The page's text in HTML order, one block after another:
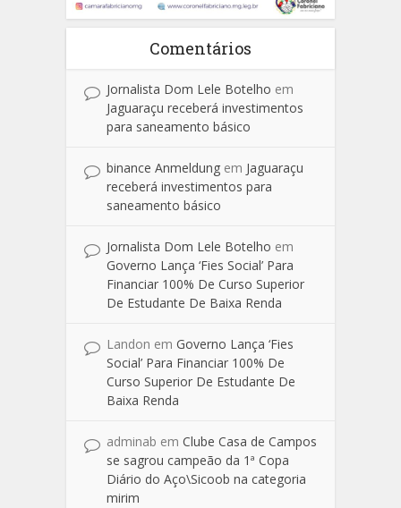
Comentários
Jornalista Dom Lele Botelho em
Jaguaraçu receberá investimentos
para saneamento básico
binance Anmeldung em Jaguaraçu
receberá investimentos para
saneamento básico
Jornalista Dom Lele Botelho em
Governo Lança ‘Fies Social’ Para
Financiar 100% De Curso Superior
De Estudante De Baixa Renda
Landon em Governo Lança ‘Fies
Social’ Para Financiar 100% De
Curso Superior De Estudante De
Baixa Renda
adminab em Clube Casa de Campos
se sagrou campeão da 1ª Copa
Diário do Aço\Sicoob na categoria
mirim